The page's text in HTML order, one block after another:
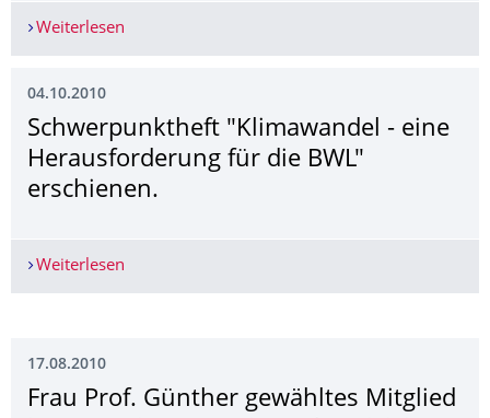
Weiterlesen
04.10.2010
Schwerpunktheft "Klimawandel - eine
Herausforderung für die BWL"
erschienen.
Weiterlesen
17.08.2010
Frau Prof. Günther gewähltes Mitglied